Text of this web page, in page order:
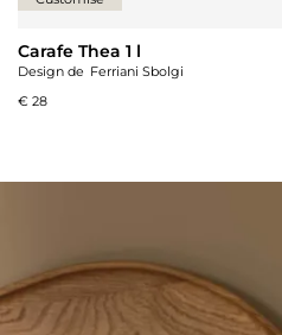
Carafe Thea 1 l
Design de Ferriani Sbolgi
€ 28